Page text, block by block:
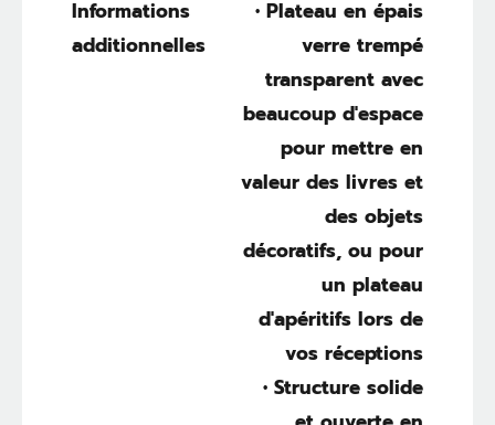
Informations
additionnelles
• Plateau en épais
verre trempé
transparent avec
beaucoup d'espace
pour mettre en
valeur des livres et
des objets
décoratifs, ou pour
un plateau
d'apéritifs lors de
vos réceptions
• Structure solide